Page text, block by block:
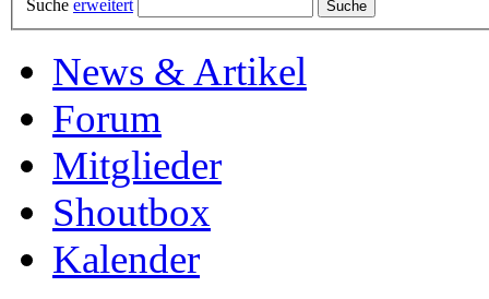
Suche erweitert
News & Artikel
Forum
Mitglieder
Shoutbox
Kalender